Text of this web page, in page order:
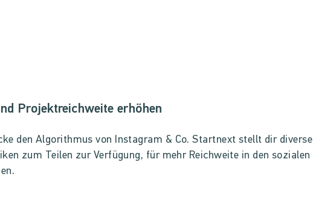
Projektreichweite erhöhen
den Algorithmus von Instagram & Co. Startnext stellt dir diverse
zum Teilen zur Verfügung, für mehr Reichweite in den sozialen